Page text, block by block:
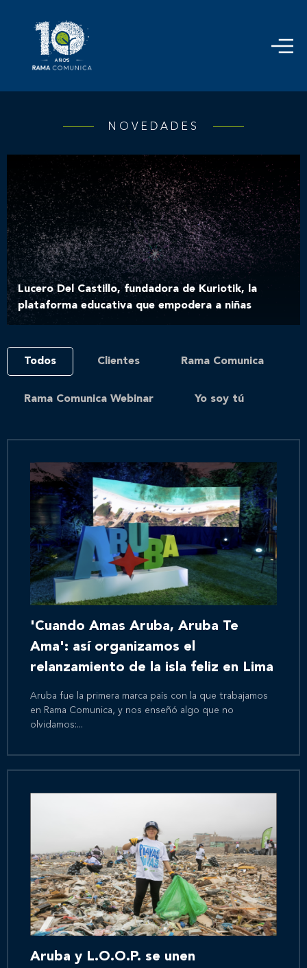
NOVEDADES
Lucero Del Castillo, fundadora de Kuriotik, la
plataforma educativa que empodera a niñas
Todos Clientes Rama Comunica
Rama Comunica Webinar Yo soy tú
'Cuando Amas Aruba, Aruba Te
Ama': así organizamos el
relanzamiento de la isla feliz en Lima
Aruba fue la primera marca país con la que trabajamos
en Rama Comunica, y nos enseñó algo que no
olvidamos:...
Aruba y L.O.O.P. se unen